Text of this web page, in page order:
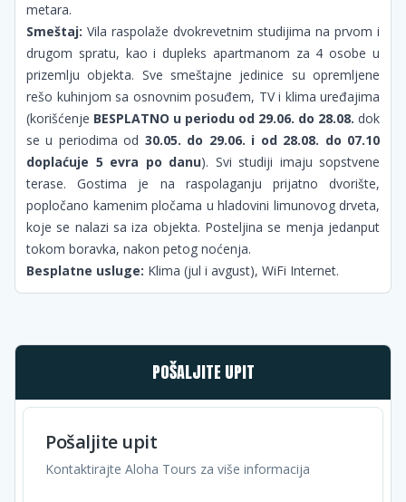
metara.
Smeštaj: Vila raspolaže dvokrevetnim studijima na prvom i
drugom spratu, kao i dupleks apartmanom za 4 osobe u
prizemlju objekta. Sve smeštajne jedinice su opremljene
rešo kuhinjom sa osnovnim posuđem, TV i klima uređajima
(korišćenje BESPLATNO u periodu od 29.06. do 28.08. dok
se u periodima od 30.05. do 29.06. i od 28.08. do 07.10
doplaćuje 5 evra po danu). Svi studiji imaju sopstvene
terase. Gostima je na raspolaganju prijatno dvorište,
popločano kamenim pločama u hladovini limunovog drveta,
koje se nalazi sa iza objekta. Posteljina se menja jedanput
tokom boravka, nakon petog noćenja.
Besplatne usluge: Klima (jul i avgust), WiFi Internet.
POŠALJITE UPIT
Pošaljite upit
Kontaktirajte Aloha Tours za više informacija